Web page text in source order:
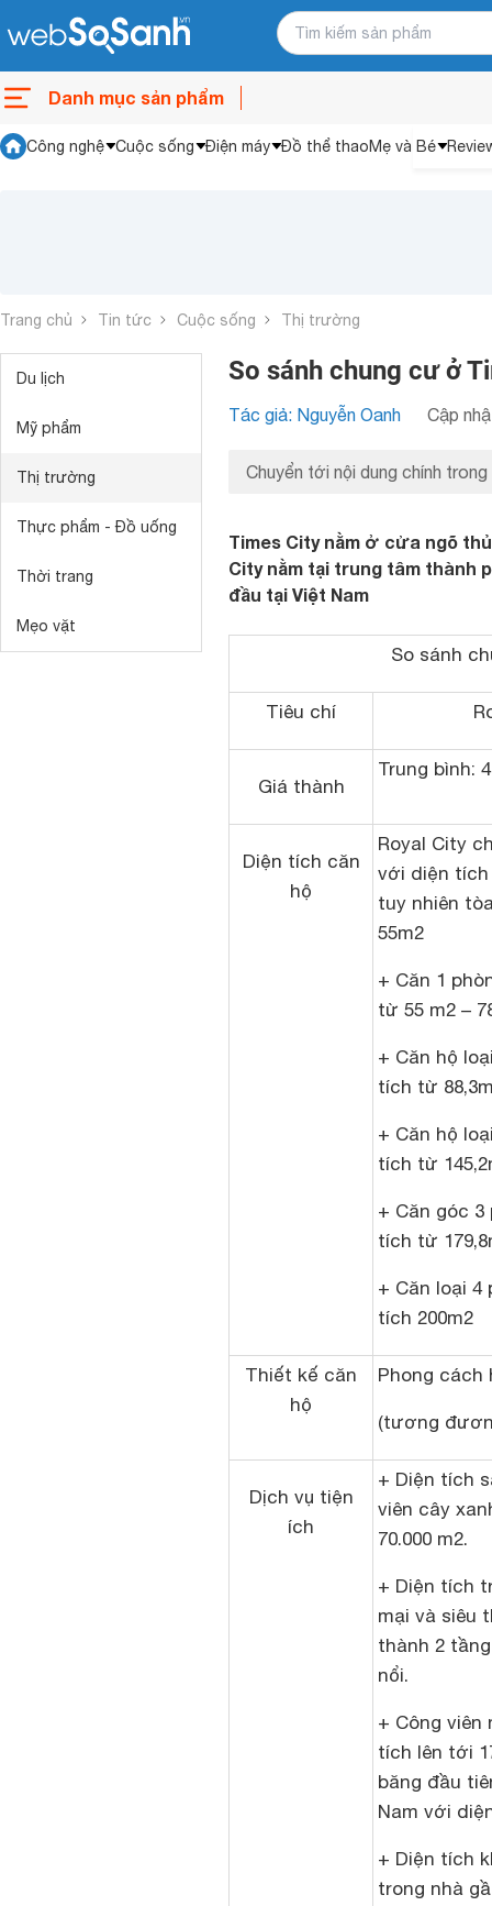
Danh mục sản phẩm
Công nghệ Cuộc sống Điện máy Đồ thể thaoMẹ và Bé
Trang chủ Tin tức Cuộc sống Thị trường
Du lịch
Mỹ phẩm
Thị trường
Thực phẩm - Đồ uống
Thời trang
Mẹo vặt
So sánh chung cư ở
Tác giả: Nguyễn Oanh Cập
Chuyển tới nội dung chính trong
Times City nằm ở cửa ngõ
City nằm tại trung tâm thành
đầu tại Việt Nam
So sánh
Tiêu chí
Giá thành
Trung bình:
Diện tích căn
hộ
Royal City
với diện tích
tuy nhiên
55m2
+ Căn 1
từ 55 m2 –
+ Căn hộ
tích từ
+ Căn hộ
tích từ
+ Căn góc 3
tích từ
+ Căn loại 4
tích 200m2
Thiết kế căn
hộ
Phong cách
(tương
Dịch vụ tiện
ích
+ Diện tích
viên cây
70.000 m2.
+ Diện tích
mại và siêu
thành 2
nổi.
+ Công
tích lên tới
băng đầu
Nam với
+ Diện tích
trong nhà